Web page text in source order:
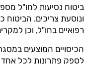
ביטוח נסיעות לחו"ל
ונוסעת צריכים. הביטוח
רפואיים בחו"ל, וכן
הכיסויים המוצעים
לספק פתרונות לכל אחד